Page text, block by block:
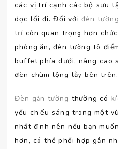
các vị trí cạnh các bộ sưu
dọc lối đi. Đối với đèn tường
trí còn quan trọng hơn
phòng ăn, đèn tường tô
buffet phía dưới, nâng cao
đèn chùm lộng lẫy bên trên.
Đèn gắn tường thường có
yếu chiếu sáng trong một
nhất định nên nếu bạn
hơn, có thể phối hợp gắn